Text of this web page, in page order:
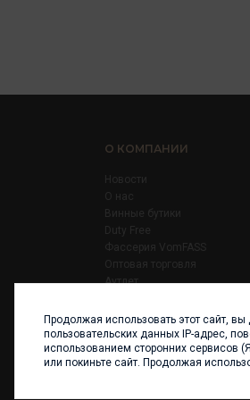
О КОМПАНИИ
Новости
О нас
Винные бутики
Duty Free
Фассерия VomFASS
Оптовая торговля
Аутлет
Карьера
Контакты
Продолжая использовать этот сайт,
пользовательских данных IP-адрес,
использованием сторонних сервисов
или покиньте сайт. Продолжая